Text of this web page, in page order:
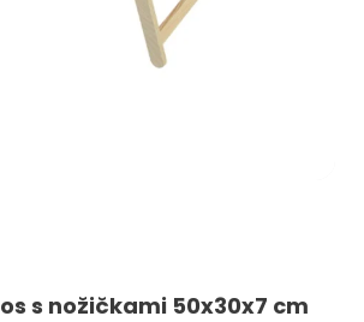
s nožičkami 50x30x7 cm